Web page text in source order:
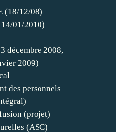
(18/12/08)
01/2010)
décembre 2008,
2009)
des personnels
(projet)
(ASC)